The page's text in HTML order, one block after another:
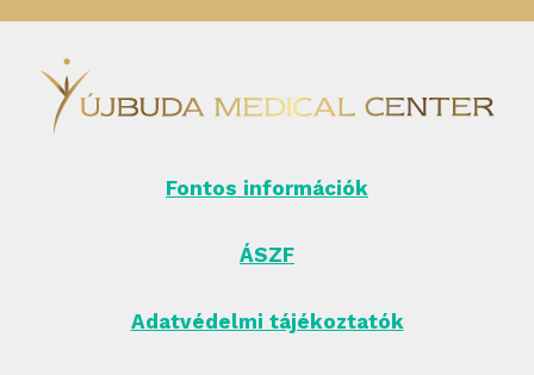
Fontos információk
ÁSZF
Adatvédelmi tájékoztatók